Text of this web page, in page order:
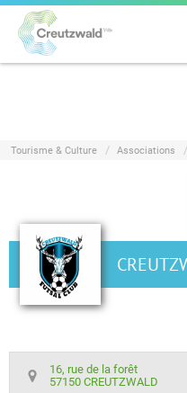
Tourisme & Culture Associations
16, rue de la forêt
57150 CREUTZWALD